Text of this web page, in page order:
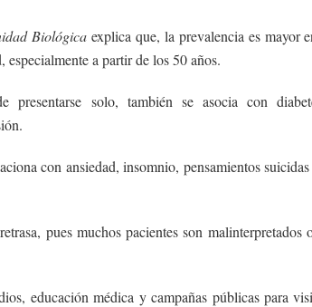
Biológicaexplica que, la prevalencia es mayor
especialmente a partir de los 50 años.
presentarse solo, también se asocia con
con ansiedad, insomnio, pensamientos
pues muchos pacientes son malinterpretados
educación médica y campañas públicas para